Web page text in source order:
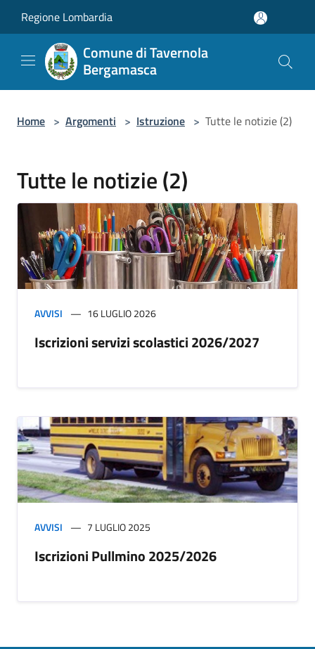
Regione Lombardia
Comune di Tavernola
Bergamasca
Home > Argomenti > Istruzione > Tutte le notizie (2)
Tutte le notizie (2)
AVVISI 16 LUGLIO 2026
Iscrizioni servizi scolastici 2026/2027
AVVISI 7 LUGLIO 2025
Iscrizioni Pullmino 2025/2026